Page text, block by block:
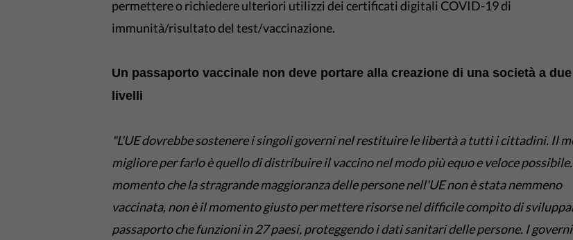
permettere o richiedere ulteriori utilizzi dei certificati digitali COVID-19 di
immunità/risultato del test/vaccinazione.
Un passaporto vaccinale non deve portare alla creazione di una società a due
livelli
"L'UE dovrebbe sostenere i singoli governi nel restituire le libertà a tutti i cittadini. Il
migliore per farlo è quello di distribuire il vaccino nel modo più equo e veloce
momento che la stragrande maggioranza delle persone nell'UE non è stata nemmeno
vaccinata, non è il momento giusto per mettere risorse nel difficile compito di
passaporto che funzioni in 27 paesi, proteggendo i dati sanitari delle persone. I